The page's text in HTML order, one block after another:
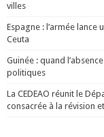
villes
Espagne : l’armée
Ceuta
Guinée : quand
politiques
La CEDEAO réunit le
consacrée à la révision